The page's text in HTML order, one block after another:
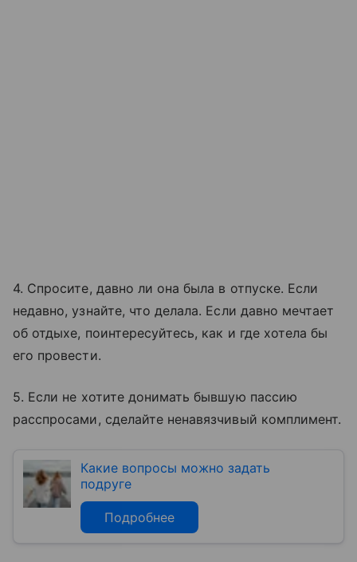
4. Спросите, давно ли она была в отпуске. Если
недавно, узнайте, что делала. Если давно мечтает
об отдыхе, поинтересуйтесь, как и где хотела бы
его провести.
5. Если не хотите донимать бывшую пассию
расспросами, сделайте ненавязчивый комплимент.
Какие вопросы можно задать
подруге
Подробнее